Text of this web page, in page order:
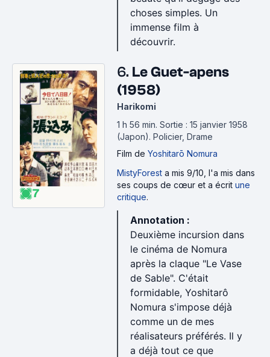
choses simples. Un
immense film à
découvrir.
7
6. Le Guet-apens
(1958)
Harikomi
1 h 56 min. Sortie : 15 janvier 1958
(Japon). Policier, Drame
Film de Yoshitarō Nomura
MistyForest a mis 9/10, l'a mis dans
ses coups de cœur et a écrit une
critique.
Annotation :
Deuxième incursion dans
le cinéma de Nomura
après la claque "Le Vase
de Sable". C'était
formidable, Yoshitarô
Nomura s'impose déjà
comme un de mes
réalisateurs préférés. Il y
a déjà tout ce que